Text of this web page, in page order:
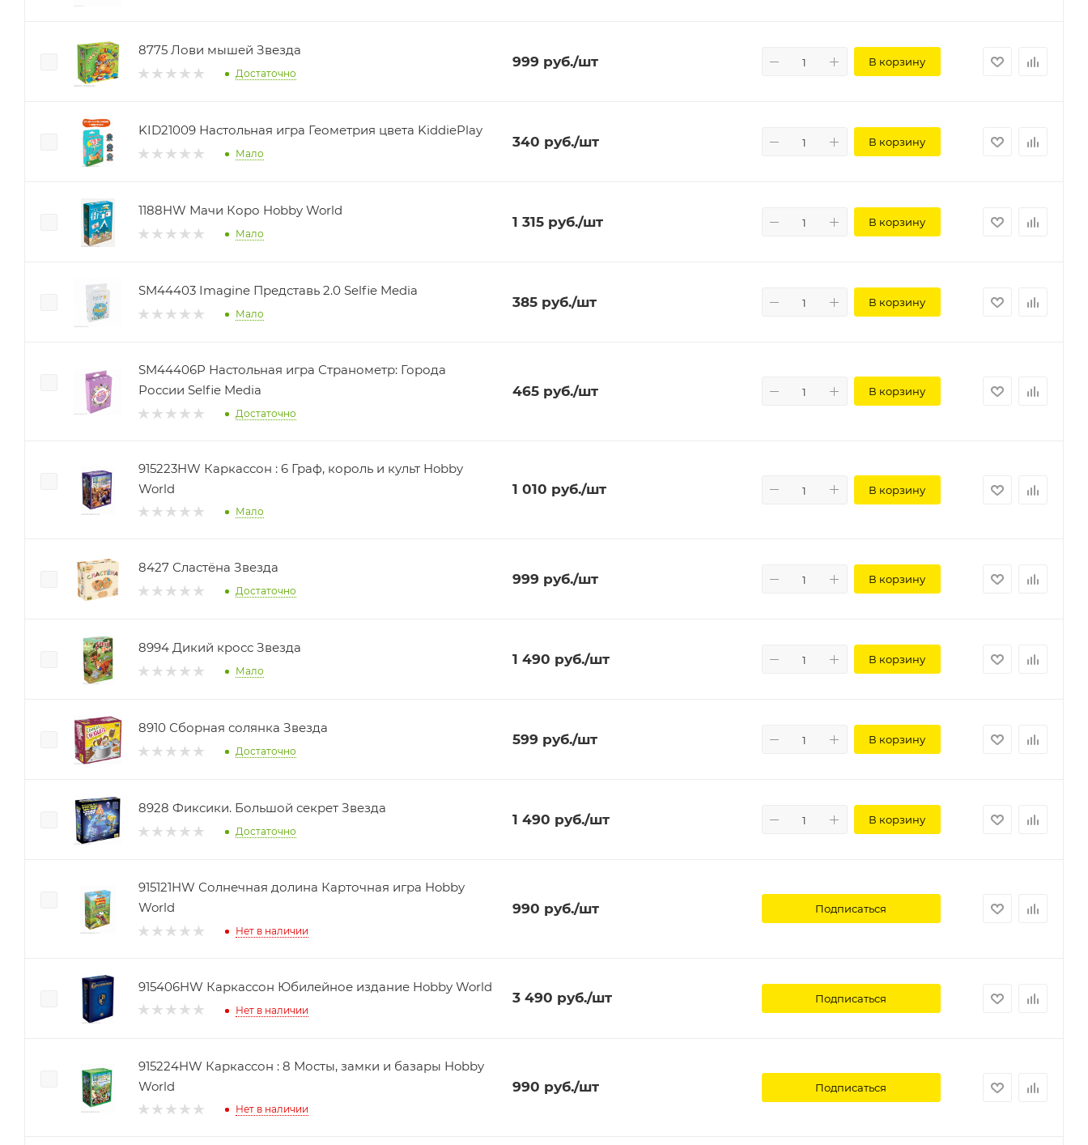
8775 Лови мышей Звезда
Достаточно
999руб./шт В корзину
KID21009 Настольная игра Геометрия цвета KiddiePlay
Мало
340 руб./шт В корзину
1188HW Мачи Коро Hobby World
Мало
1 315руб./шт В корзину
SM44403 Imagine Представь 2.0 Selfie Media
Мало
385руб./шт В корзину
SM44406P Настольная игра Странометр: Города
России Selfie Media
Достаточно
465руб./шт В корзину
915223HW Каркассон : 6 Граф, король и культ Hobby
World
Мало
1 010 руб./шт В корзину
8427 Сластёна Звезда
Достаточно
999руб./шт В корзину
8994 Дикий кросс Звезда
Мало
1 490 руб./шт В корзину
8910 Сборная солянка Звезда
Достаточно
599руб./шт В корзину
8928 Фиксики. Большой секрет Звезда
Достаточно
1 490 руб./шт В корзину
915121HW Солнечная долина Карточная игра Hobby
World
Нет в наличии
990 руб./шт Подписаться
915406HW Каркассон Юбилейное издание Hobby World
Нет в наличии
3 490 руб./шт Подписаться
915224HW Каркассон : 8 Мосты, замки и базары Hobby
World
Нет в наличии
990 руб./шт Подписаться